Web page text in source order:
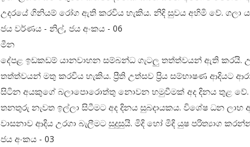
උදරයේ ගිනියම් රෝග ඇති කරවිය හැකිය. නිදි සුවය අහිමි වේ. ගලා
ජය වර්ණය - නිල්, ජය අංකය - 06
මීන
දේපළ ඉඩකඩම් යානවාහන සම්බන්ධ ගැටලු තත්ත්වයන් ඇති කරයි.
තත්ත්වයන් මතු කරවිය හැකිය. ප්‍රීති උත්සව ප්‍රිය සම්භාෂණ ආදියට
සිටින අයකුගේ බලාපොරොත්තු නොවන හමුවීමක් අද දිනය තුළ වේ.
තනතුරු නැවත ඉල්ලා සිටීමට අද දිනය සුබදායකය. විශේෂ ධන
වාසනාව ආදිය උරගා බැලීමට සුදුසුයි. මිදි හෝ මිදි යුෂ පරිත්‍යාග
ජය අංකය - 03